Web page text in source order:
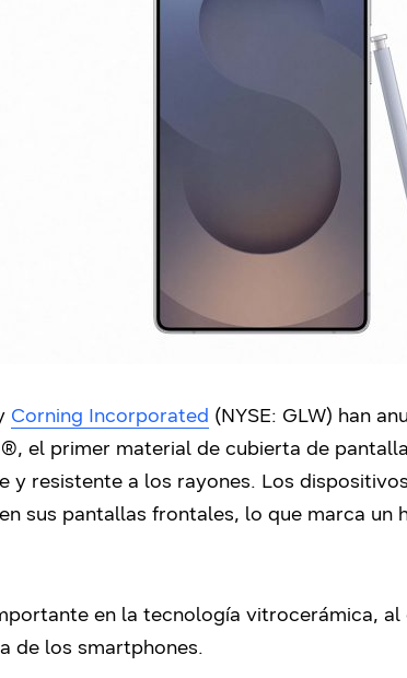
Corning Incorporated (NYSE: GLW) han
el primer material de cubierta de
resistente a los rayones. Los dispositivos
sus pantallas frontales, lo que marca
en la tecnología vitrocerámica,
de los smartphones.